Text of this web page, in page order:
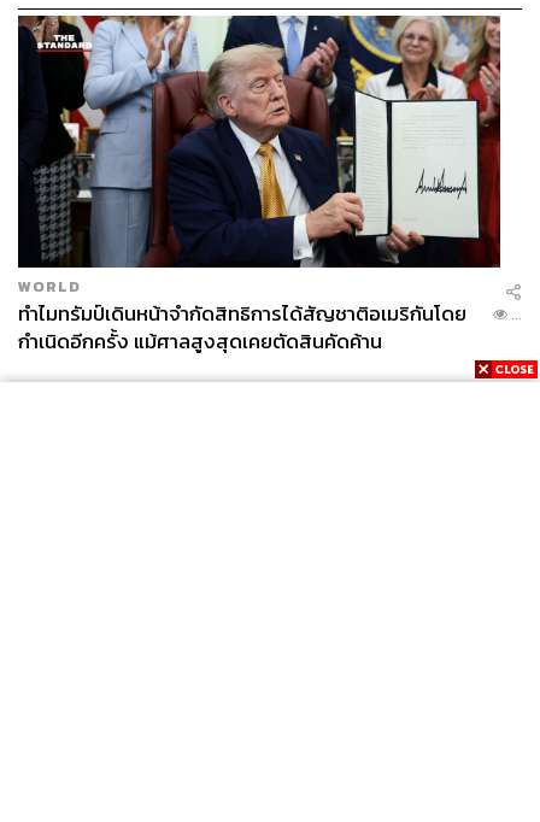
WORLD
ทำไมทรัมป์เดินหน้าจำกัดสิทธิการได้สัญชาติอเมริกันโดย
กำเนิดอีกครั้ง แม้ศาลสูงสุดเคยตัดสินคัดค้าน
...